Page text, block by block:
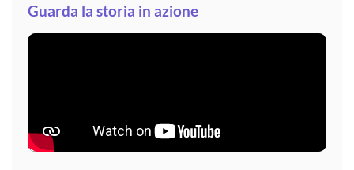
Guarda la storia in azione